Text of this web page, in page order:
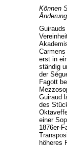
Können
erst in
ständig
der
Fagott
Guiraud
des
einer
1876er-
höheres